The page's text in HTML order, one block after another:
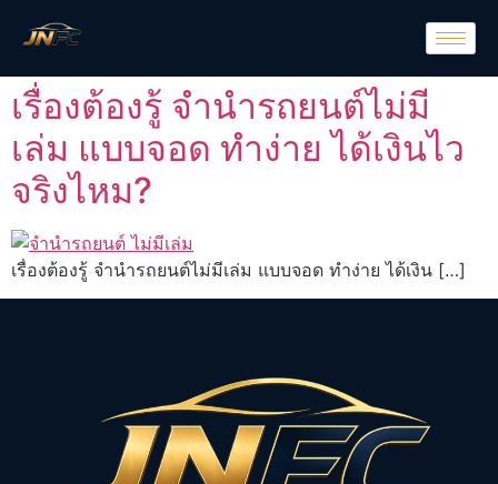
เรื่องต้องรู้ จำนำรถยนต์ไม่มี
เล่ม แบบจอด ทำง่าย ได้เงินไว
จริงไหม?
เรื่องต้องรู้ จำนำรถยนต์ไม่มีเล่ม แบบจอด ทำง่าย ได้เงิน […]